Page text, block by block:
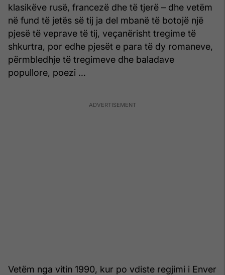
klasikëve rusë, francezë dhe të tjerë – dhe vetëm
në fund të jetës së tij ja del mbanë të botojë një
pjesë të veprave të tij, veçanërisht tregime të
shkurtra, por edhe pjesët e para të dy romaneve,
përmbledhje të tregimeve dhe baladave
popullore, poezi …
Vetëm nga vitin 1990, kur po vdiste regjimi i Enver